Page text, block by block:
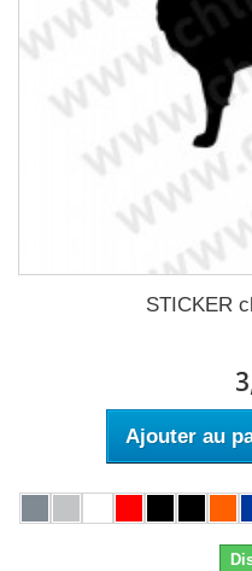
STICKER
Ajouter au